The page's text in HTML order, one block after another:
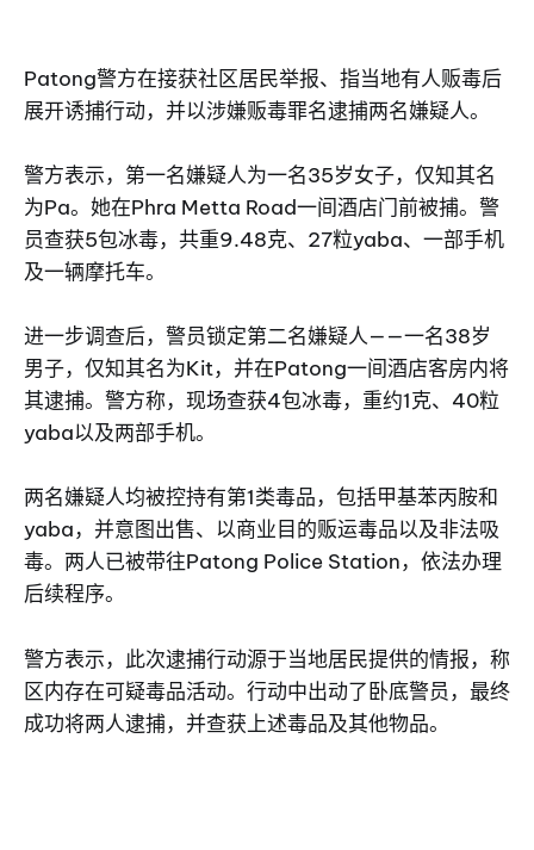
Patong警方在接获社区居民举报、指当地有人贩毒后
展开诱捕行动，并以涉嫌贩毒罪名逮捕两名嫌疑人。
警方表示，第一名嫌疑人为一名35岁女子，仅知其名
为Pa。她在Phra Metta Road一间酒店门前被捕。警
员查获5包冰毒，共重9.48克、27粒yaba、一部手机
及一辆摩托车。
进一步调查后，警员锁定第二名嫌疑人——一名38岁
男子，仅知其名为Kit，并在Patong一间酒店客房内将
其逮捕。警方称，现场查获4包冰毒，重约1克、40粒
yaba以及两部手机。
两名嫌疑人均被控持有第1类毒品，包括甲基苯丙胺和
yaba，并意图出售、以商业目的贩运毒品以及非法吸
毒。两人已被带往Patong Police Station，依法办理
后续程序。
警方表示，此次逮捕行动源于当地居民提供的情报，称
区内存在可疑毒品活动。行动中出动了卧底警员，最终
成功将两人逮捕，并查获上述毒品及其他物品。